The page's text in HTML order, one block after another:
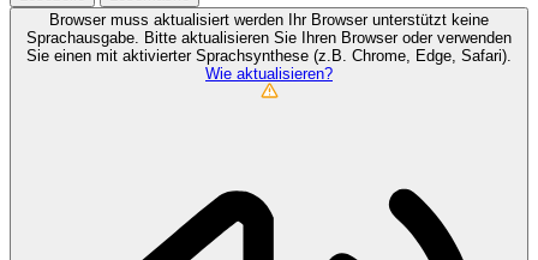
Browser muss aktualisiert werden Ihr Browser unterstützt keine
Sprachausgabe. Bitte aktualisieren Sie Ihren Browser oder verwenden
Sie einen mit aktivierter Sprachsynthese (z.B. Chrome, Edge, Safari).
Wie aktualisieren?